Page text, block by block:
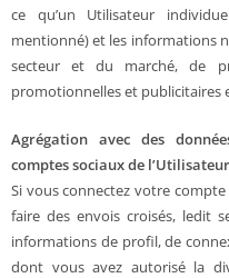
ce qu’un Utilisateur
mentionné) et les informations
secteur et du marché, de
promotionnelles et publicitaires
Agrégation avec des
comptes sociaux de l’Utilisateur
Si vous connectez votre
faire des envois croisés, ledit
informations de profil, de
dont vous avez autorisé la